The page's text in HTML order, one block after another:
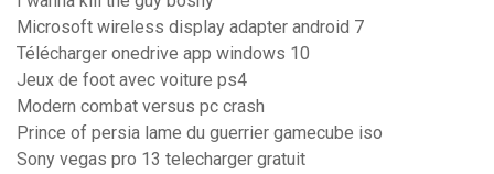
Microsoft wireless display adapter android 7
Télécharger onedrive app windows 10
Jeux de foot avec voiture ps4
Modern combat versus pc crash
Prince of persia lame du guerrier gamecube iso
Sony vegas pro 13 telecharger gratuit